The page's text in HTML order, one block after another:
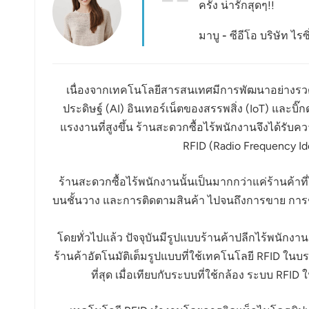
عربي
日语
Türk
Polski
Tiếng Việt
ครั้ง น่ารักสุดๆ!!
มาบู - ซีอีโอ บริษัท ไร
เนื่องจากเทคโนโลยีสารสนเทศมีการพัฒนาอย่าง
ประดิษฐ์ (AI) อินเทอร์เน็ตของสรรพสิ่ง (IoT) และ
แรงงานที่สูงขึ้น ร้านสะดวกซื้อไร้พนักงานจึงได้รับ
RFID (Radio
ร้านสะดวกซื้อไร้พนักงานนั้นเป็นมากกว่าแค่ร้านค้า
บนชั้นวาง และการติดตามสินค้า ไปจนถึงการขาย กา
โดยทั่วไปแล้ว ปัจจุบันมีรูปแบบร้านค้าปลีกไร้พนักงา
ร้านค้าอัตโนมัติเต็มรูปแบบที่ใช้เทคโนโลยี RFID ใน
ที่สุด เมื่อเทียบกับระบบที่ใช้กล้อง ระบบ